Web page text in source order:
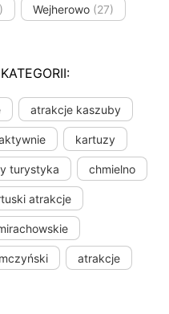
Wejherowo (27)
atrakcje kaszuby
kartuzy
turystyka chmielno
atrakcje
atrakcje